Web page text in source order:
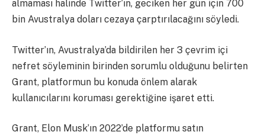
almaması halinde Twitter’ın, geciken her gün için 700
bin Avustralya doları cezaya çarptırılacağını söyledi.
Twitter’ın, Avustralya’da bildirilen her 3 çevrim içi
nefret söyleminin birinden sorumlu olduğunu belirten
Grant, platformun bu konuda önlem alarak
kullanıcılarını koruması gerektiğine işaret etti.
Grant, Elon Musk’ın 2022’de platformu satın